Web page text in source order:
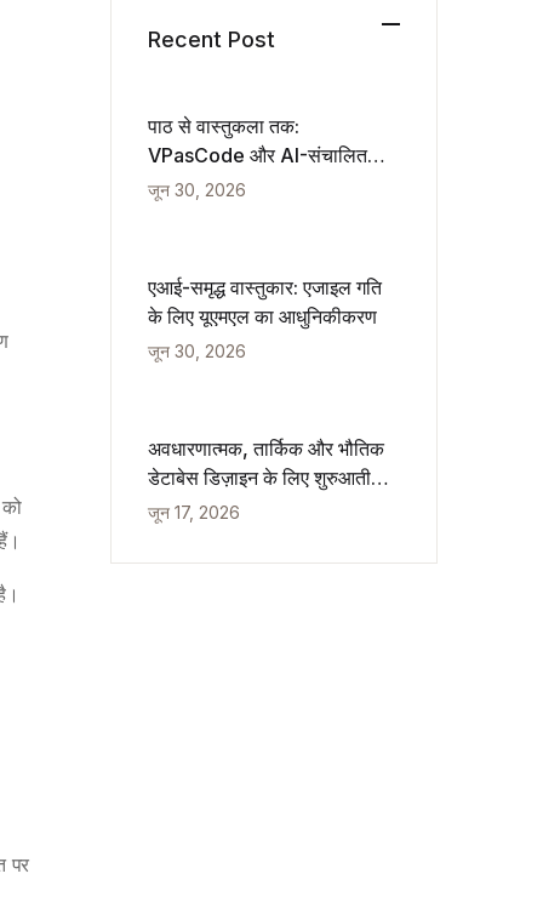
पर
Recent Post
पाठ से वास्तुकला तक:
VPasCode और AI-संचालित
आरेखण का एक हाथ से लेखा जांच
जून 30, 2026
एआई-समृद्ध वास्तुकार: एजाइल गति
के लिए यूएमएल का आधुनिकीकरण
जून 30, 2026
अवधारणात्मक, तार्किक और भौतिक
डेटाबेस डिज़ाइन के लिए शुरुआती
गाइड
जून 17, 2026